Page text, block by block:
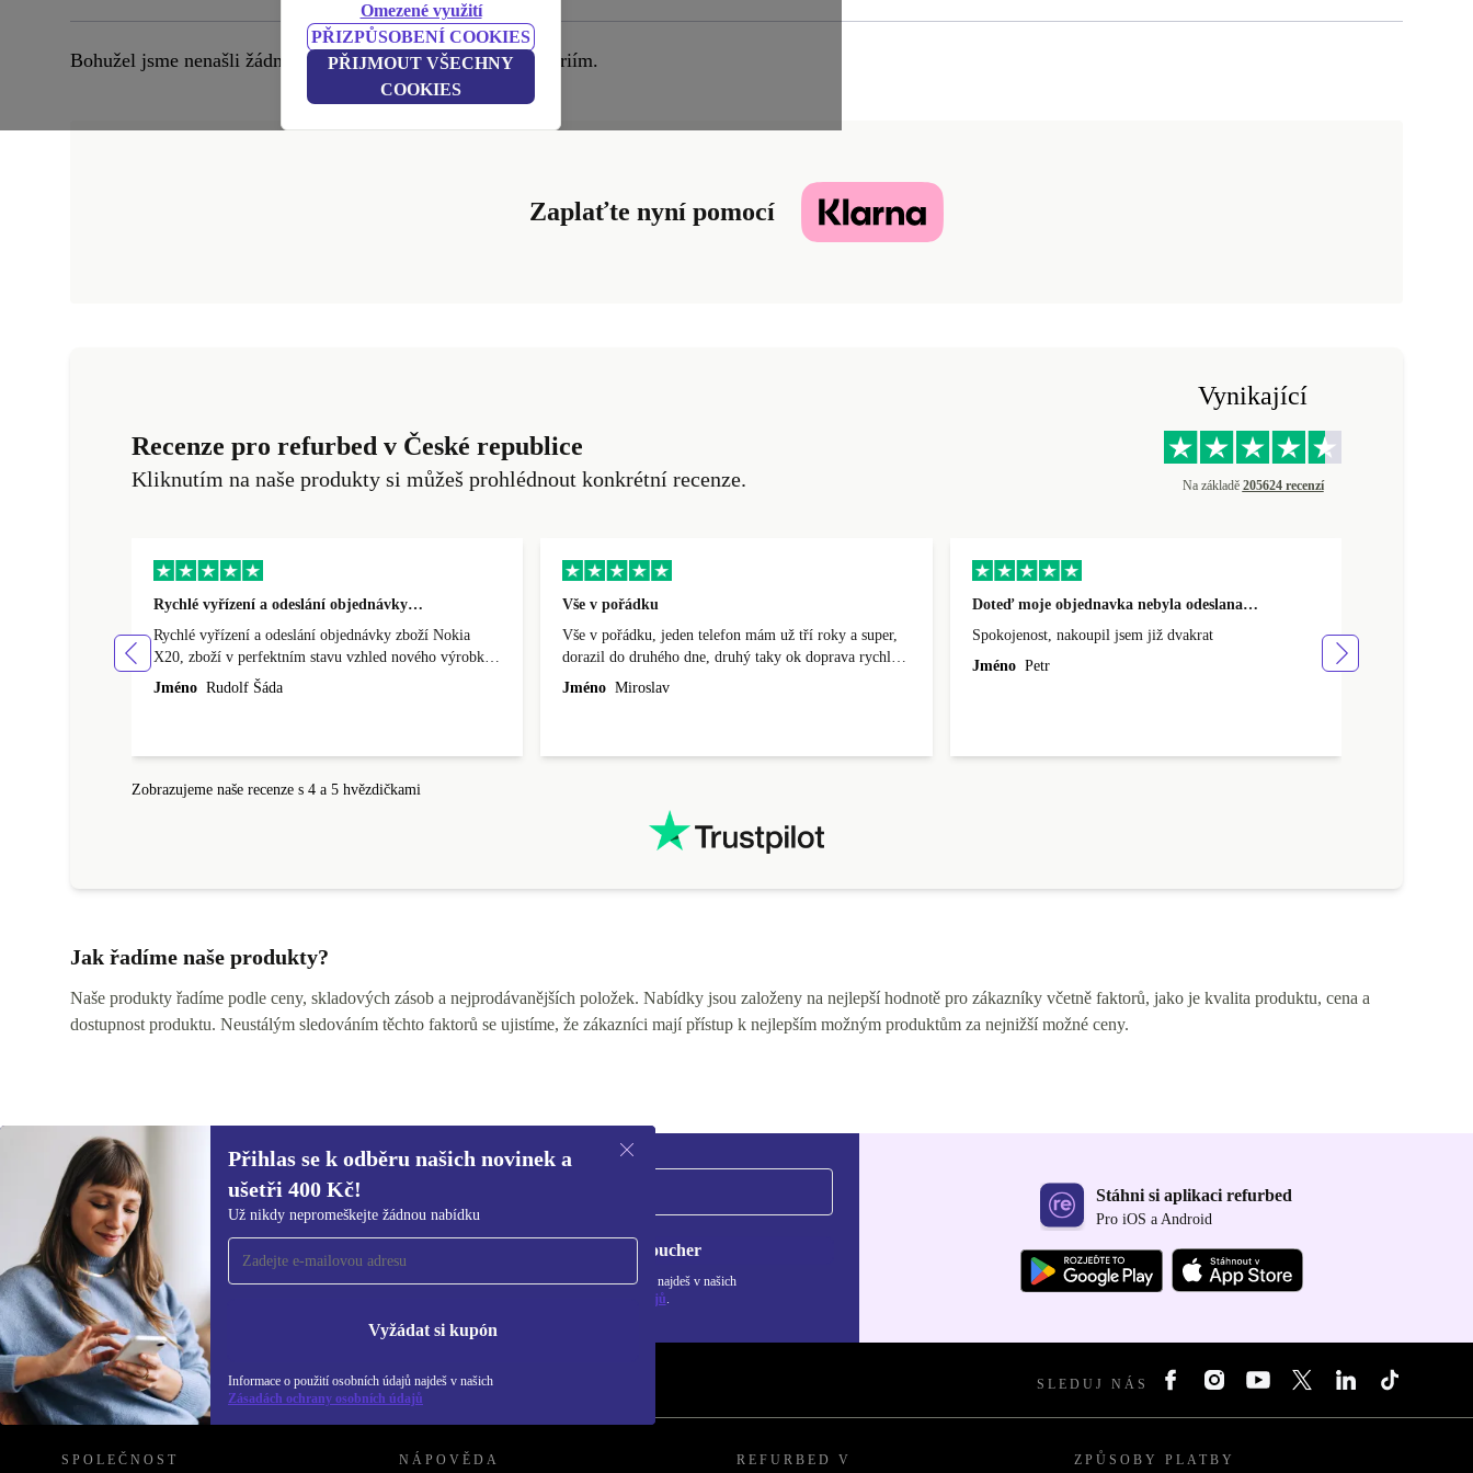
Omezené využití
PŘIZPŮSOBENÍ COOKIES
PŘIJMOUT VŠECHNY
COOKIES
Bohužel jsme nenašli žádné produkty odpovídající tvým kritériím.
Zaplaťte nyní pomocí
Recenze pro refurbed v České republice
Kliknutím na naše produkty si můžeš prohlédnout konkrétní recenze.
Vynikající
Na základě 205624 recenzí
Rychlé vyřízení a odeslání objednávky…
Rychlé vyřízení a odeslání objednávky zboží Nokia
X20, zboží v perfektním stavu vzhled nového výrobku,
cena výborná, funguje v pořádku, obchod doporučuji.
Jméno Rudolf Šáda
Vše v pořádku
Vše v pořádku, jeden telefon mám už tří roky a super,
dorazil do druhého dne, druhý taky ok doprava rychlá
do dvou dnů.
Jméno Miroslav
Doteď moje objednavka nebyla odeslana…
Spokojenost, nakoupil jsem již dvakrat
Jméno Petr
Zobrazujeme naše recenze s 4 a 5 hvězdičkami
Jak řadíme naše produkty?
Naše produkty řadíme podle ceny, skladových zásob a nejprodávanějších položek. Nabídky jsou založeny na nejlepší hodnotě pro zákazníky včetně faktorů, jako je kvalita produktu, cena a
dostupnost produktu. Neustálým sledováním těchto faktorů se ujistíme, že zákazníci mají přístup k nejlepším možným produktům za nejnižší možné ceny.
Přihlas se k odběru našich novinek a
ušetři 400 Kč!
Už nikdy nepromeškejte žádnou nabídku
Vyžádat si kupón
Informace o použití osobních údajů najdeš v našich
Zásadách ochrany osobních údajů
Přihlas se k odběru našich novinek a
ušetři 400 Kč!
Už nikdy nepromeškej žádnou nabídku.
Chci voucher
Informace o použití osobních údajů najdeš v našich
Zásadách ochrany osobních údajů.
Stáhni si aplikaci refurbed
Pro iOS a Android
REFURBED ČESKO - RETHINK NEW. SLEDUJ NÁS
SPOLEČNOST NÁPOVĚDA REFURBED V ZPŮSOBY PLATBY